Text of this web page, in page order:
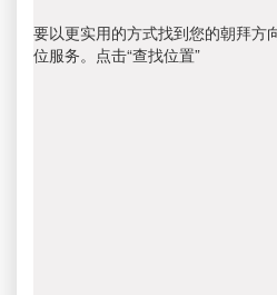
要以更实用的方式找到您的朝拜方
位服务。点击“查找位置”